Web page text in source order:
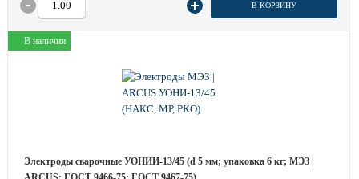
В КОРЗИНУ
В наличии
Электроды сварочные УОНИИ-13/45 (d 5 мм; упаковка 6 кг; МЭЗ |